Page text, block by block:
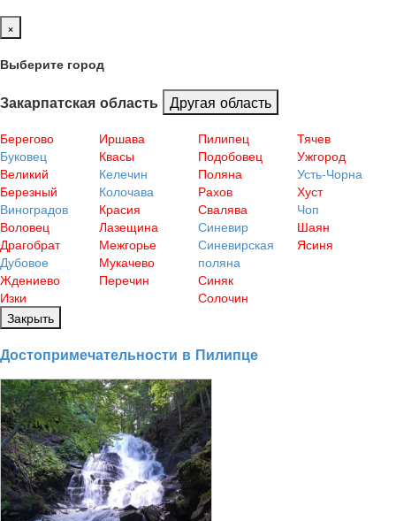
×
Выберите город
Закарпатская область Другая область
Берегово
Буковец
Великий
Березный
Виноградов
Воловец
Драгобрат
Дубовое
Ждениево
Изки
Иршава
Квасы
Келечин
Колочава
Красия
Лазещина
Межгорье
Мукачево
Перечин
Пилипец
Подобовец
Поляна
Рахов
Свалява
Синевир
Синевирская
поляна
Синяк
Солочин
Тячев
Ужгород
Усть-Чорна
Хуст
Чоп
Шаян
Ясиня
Закрыть
Достопримечательности в Пилипце